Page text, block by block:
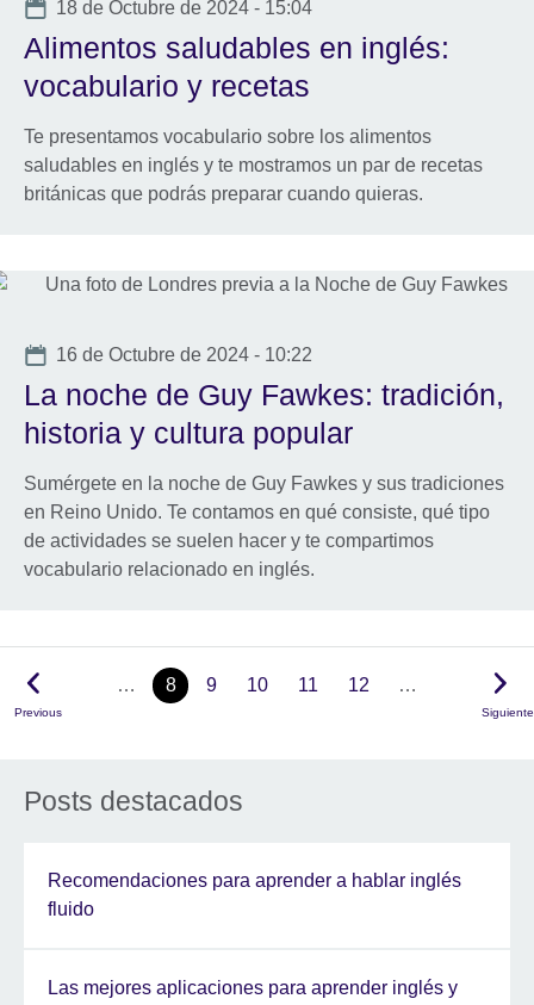
Date
18 de Octubre de 2024 - 15:04
Alimentos saludables en inglés:
vocabulario y recetas
Te presentamos vocabulario sobre los alimentos
saludables en inglés y te mostramos un par de recetas
británicas que podrás preparar cuando quieras.
Date
16 de Octubre de 2024 - 10:22
La noche de Guy Fawkes: tradición,
historia y cultura popular
Sumérgete en la noche de Guy Fawkes y sus tradiciones
en Reino Unido. Te contamos en qué consiste, qué tipo
de actividades se suelen hacer y te compartimos
vocabulario relacionado en inglés.
Previous
… 8 9 10 11 12 …
Siguiente
Posts destacados
Recomendaciones para aprender a hablar inglés
fluido
Las mejores aplicaciones para aprender inglés y